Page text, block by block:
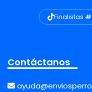
Finalistas
Contáctanos